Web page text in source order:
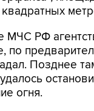
МЧС РФ
по
Позднее
огня.